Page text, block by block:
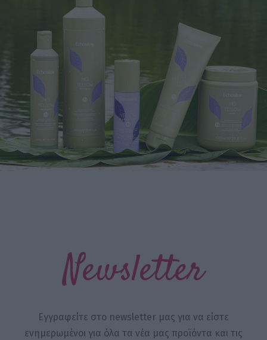
Newsletter
Εγγραφείτε στο newsletter μας για να είστε
ενημερωμένοι για όλα τα νέα μας προϊόντα και τις